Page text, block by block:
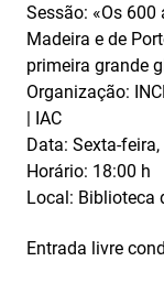
Sessão: «Os
Madeira e de
primeira grande
Organização:
| IAC
Data: Sexta-
Horário: 18:00 h
Local: Biblioteca
Entrada livre